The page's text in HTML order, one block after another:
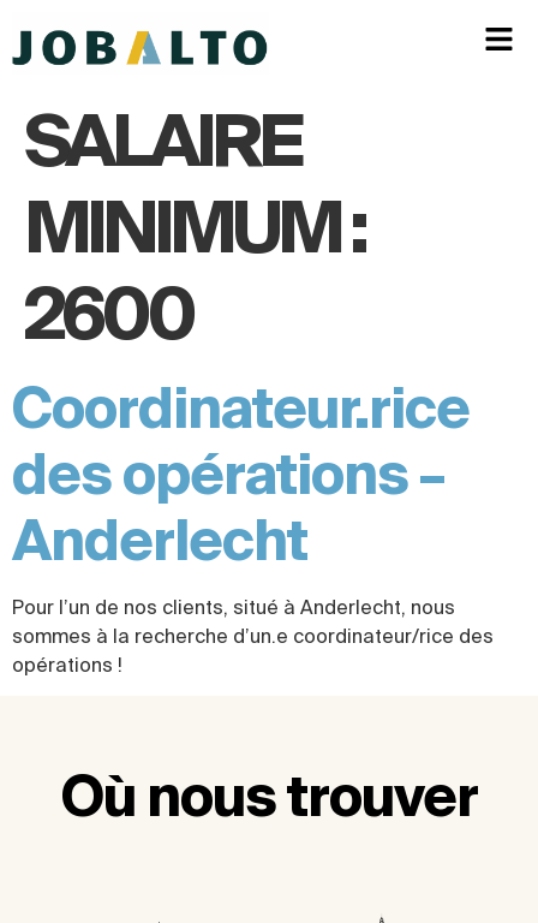
SALAIRE
MINIMUM :
2600
Coordinateur.rice
des opérations –
Anderlecht
Pour l’un de nos clients, situé à Anderlecht, nous
sommes à la recherche d’un.e coordinateur/rice des
opérations !
Où nous trouver